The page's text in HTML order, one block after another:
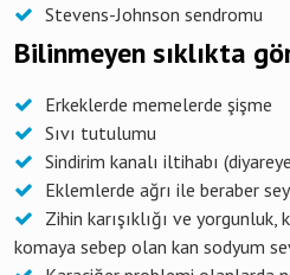
Stevens-Johnson sendromu
Bilinmeyen sıklıkta
Erkeklerde memelerde şişme
Sıvı tutulumu
Sindirim kanalı iltihabı
Eklemlerde ağrı ile beraber
Zihin karışıklığı ve
komaya sebep olan kan sodyum